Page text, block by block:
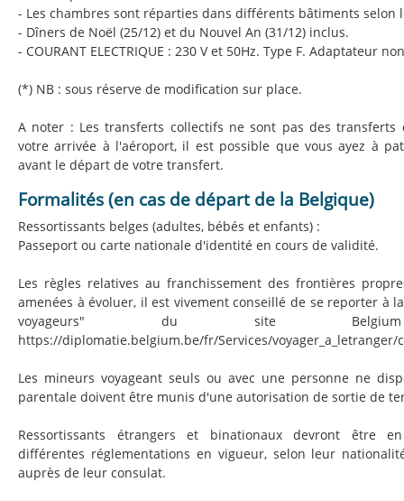
- Les chambres sont réparties dans différents bâtiments selon
- Dîners de Noël (25/12) et du Nouvel An (31/12) inclus.
- COURANT ELECTRIQUE : 230 V et 50Hz. Type F. Adaptateur
(*) NB : sous réserve de modification sur place.
A noter : Les transferts collectifs ne sont pas des transferts
votre arrivée à l'aéroport, il est possible que vous ayez à
avant le départ de votre transfert.
Formalités (en cas de départ de la Belgique)
Ressortissants belges (adultes, bébés et enfants) :
Passeport ou carte nationale d'identité en cours de validité.
Les règles relatives au franchissement des frontières
amenées à évoluer, il est vivement conseillé de se reporter à
voyageurs" du site Belgium
https://diplomatie.belgium.be/fr/Services/voyager_a_letranger/
Les mineurs voyageant seuls ou avec une personne ne
parentale doivent être munis d'une autorisation de sortie de
Ressortissants étrangers et binationaux devront être
différentes réglementations en vigueur, selon leur
auprès de leur consulat.